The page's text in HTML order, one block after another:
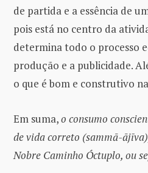
de partida e a essência de
pois está no centro da
determina todo o processo
produção e a publicidade.
o que é bom e construtivo
Em suma,o consumo
de vida correto (sammā-
Nobre Caminho Óctuplo, ou